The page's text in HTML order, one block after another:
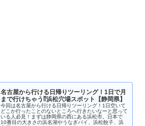
名古屋から行ける日帰りツーリング！1日で月
まで行けちゃう⁉浜松穴場スポット【静岡県】
今回は名古屋から行ける日帰りツーリング！1日空いて
どこか行ったことのないところへ行きたいなーと思って
いる人必見！まずは静岡県の西にある浜松市。日本で
10番目の大きさの浜名湖やうなぎパイ、浜松餃子、浜